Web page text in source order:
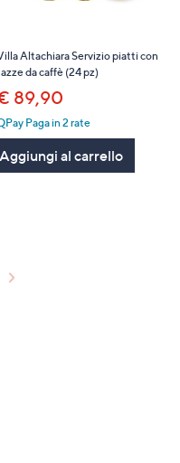
Altachiara Servizio piatti con
da caffè (24 pz)
89,90
Paga in 2 rate
Aggiungi al carrello